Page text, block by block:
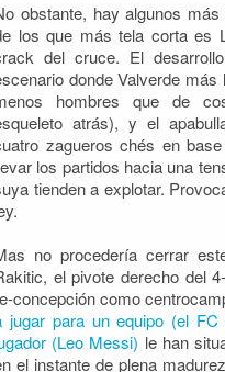
obstante, hay algunos
los que más tela corta es
del cruce. El
donde Valverde
hombres que de
atrás), y el
zagueros chés en
los partidos hacia una
tienden a explotar.
no procedería cerrar
el pivote derecho del
concepción como
jugar para un equipo (el
(Leo Messi) le han
el instante de plena